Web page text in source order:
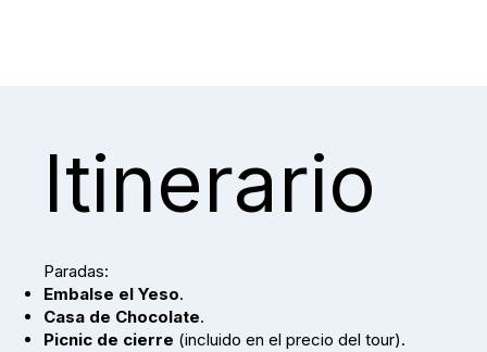
Itinerario
Paradas:
Embalse el Yeso.
Casa de Chocolate.
Picnic de cierre (incluido en el precio del tour).